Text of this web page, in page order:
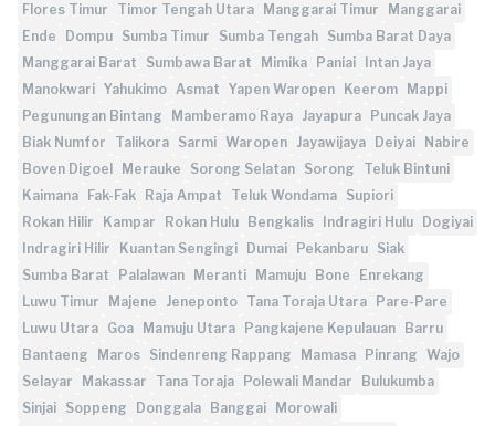
Flores Timur
Timor Tengah Utara Manggarai Timur
Manggarai
Ende
Dompu Sumba Timur Sumba Tengah Sumba Barat Daya
Manggarai Barat
Sumbawa Barat Mimika Paniai
Intan Jaya
Manokwari Yahukimo Asmat Yapen Waropen Keerom
Mappi
Pegunungan Bintang
Mamberamo Raya Jayapura
Puncak Jaya
Biak Numfor
Talikora Sarmi Waropen Jayawijaya Deiyai
Nabire
Boven Digoel
Merauke Sorong Selatan Sorong
Teluk Bintuni
Kaimana
Fak-Fak Raja Ampat Teluk Wondama Supiori
Rokan Hilir
Kampar Rokan Hulu Bengkalis Indragiri Hulu
Dogiyai
Indragiri Hilir
Kuantan Sengingi Dumai Pekanbaru Siak
Sumba Barat
Palalawan Meranti Mamuju Bone
Enrekang
Luwu Timur
Majene Jeneponto Tana Toraja Utara
Pare-Pare
Luwu Utara Goa Mamuju Utara Pangkajene Kepulauan
Barru
Bantaeng
Maros Sindenreng Rappang Mamasa Pinrang Wajo
Selayar
Makassar Tana Toraja Polewali Mandar
Bulukumba
Sinjai Soppeng Donggala Banggai Morowali